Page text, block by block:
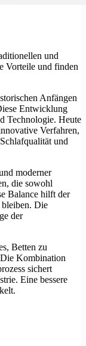
und
Vorteile und finden
Anfängen
Entwicklung
Technologie. Heute
Verfahren,
und
moderner
die sowohl
Balance hilft der
bleiben. Die
der
Betten zu
Kombination
sichert
Eine bessere